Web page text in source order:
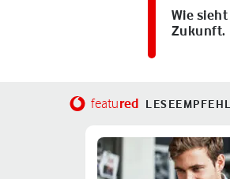
Wie
Zukunft.
featured